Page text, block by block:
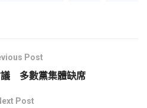
Post
議 多數黨集體缺席
Post